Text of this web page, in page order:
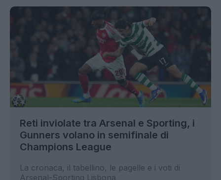
Reti inviolate tra Arsenal e Sporting, i
Gunners volano in semifinale di
Champions League
La cronaca, il tabellino, le pagelle e i voti di
Arsenal-Sporting Lisbona